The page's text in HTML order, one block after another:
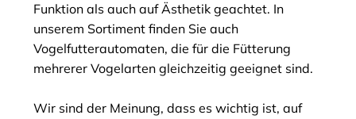
Funktion als auch auf Ästhetik geachtet. In
unserem Sortiment finden Sie auch
Vogelfutterautomaten, die für die Fütterung
mehrerer Vogelarten gleichzeitig geeignet sind.
Wir sind der Meinung, dass es wichtig ist, auf